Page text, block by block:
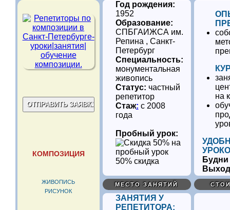
КОМПОЗИЦИЯ
ЖИВОПИСЬ
РИСУНОК
Год рождения:
1952
Образование:
СПБГАИЖСА им.
Репина , Санкт-
Петербург
Специальность:
монументальная
живопись
Статус: частный
репетитор
Стаж: с 2008
года
Пробный урок:
50% скидка
на
Будни
МЕСТО ЗАНЯТИЙ
ЗАНЯТИЯ У
РЕПЕТИТОРА: